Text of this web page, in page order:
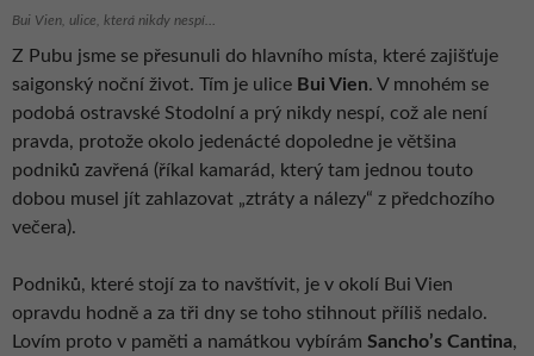
Bui Vien, ulice, která nikdy nespí…
Z Pubu jsme se přesunuli do hlavního místa, které zajišťuje
saigonský noční život. Tím je ulice Bui Vien. V mnohém se
podobá ostravské Stodolní a prý nikdy nespí, což ale není
pravda, protože okolo jedenácté dopoledne je většina
podniků zavřená (říkal kamarád, který tam jednou touto
dobou musel jít zahlazovat „ztráty a nálezy“ z předchozího
večera).
Podniků, které stojí za to navštívit, je v okolí Bui Vien
opravdu hodně a za tři dny se toho stihnout příliš nedalo.
Lovím proto v paměti a namátkou vybírám Sancho’s Cantina,